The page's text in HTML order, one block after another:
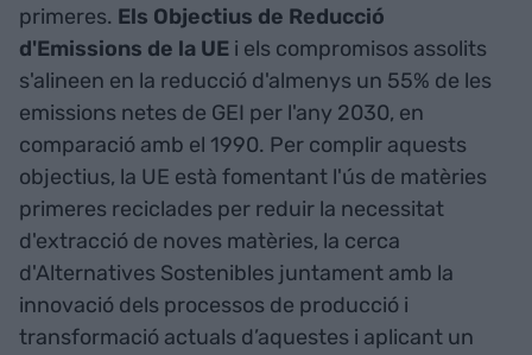
primeres. Els Objectius de Reducció
d'Emissions de la UE i els compromisos assolits
s'alineen en la reducció d'almenys un 55% de les
emissions netes de GEI per l'any 2030, en
comparació amb el 1990. Per complir aquests
objectius, la UE està fomentant l'ús de matèries
primeres reciclades per reduir la necessitat
d'extracció de noves matèries, la cerca
d'Alternatives Sostenibles juntament amb la
innovació dels processos de producció i
transformació actuals d’aquestes i aplicant un